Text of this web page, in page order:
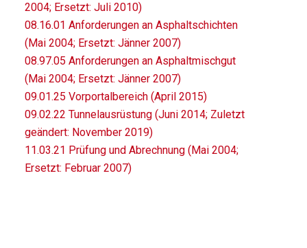
2004; Ersetzt: Juli 2010)
08.16.01 Anforderungen an Asphaltschichten
(Mai 2004; Ersetzt: Jänner 2007)
08.97.05 Anforderungen an Asphaltmischgut
(Mai 2004; Ersetzt: Jänner 2007)
09.01.25 Vorportalbereich (April 2015)
09.02.22 Tunnelausrüstung (Juni 2014; Zuletzt
geändert: November 2019)
11.03.21 Prüfung und Abrechnung (Mai 2004;
Ersetzt: Februar 2007)